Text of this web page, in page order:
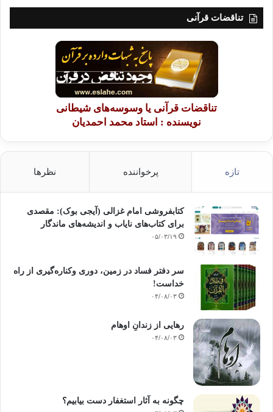
تناقضات قرآنی
تناقضات قرآنی یا وسوسه‌های شیطانی
نویسنده : استاد محمد احمدیان
تازه پرخواننده نظرها
کتابفروشی امام غزالی (آیجی بوک): مقصدی
برای کتاب‌های نایاب و اندیشه‌های ماندگار
۰۵/۰۳/۱۹
سر دفتر فساد در زمین‌، دوری وکناره‌گیری از راه
خداست‌!
۰۴/۰۸/۰۳
رهایی از زندانِ اوهام
۰۴/۰۸/۰۳
چگونه به آثار استغفار دست بیابیم؟